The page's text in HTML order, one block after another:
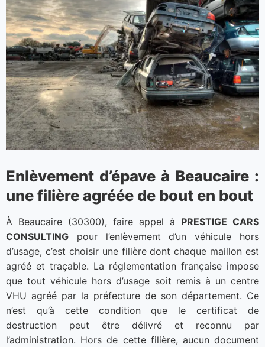
Enlèvement d’épave à Beaucaire :
une filière agréée de bout en bout
À Beaucaire (30300), faire appel à PRESTIGE CARS
CONSULTING pour l’enlèvement d’un véhicule hors
d’usage, c’est choisir une filière dont chaque maillon est
agréé et traçable. La réglementation française impose
que tout véhicule hors d’usage soit remis à un centre
VHU agréé par la préfecture de son département. Ce
n’est qu’à cette condition que le certificat de
destruction peut être délivré et reconnu par
l’administration. Hors de cette filière, aucun document